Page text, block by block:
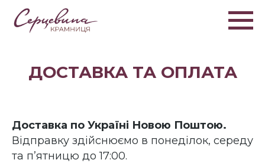
ДОСТАВКА ТА ОПЛАТА
Доставка по Україні Новою Поштою.
Відправку здійснюємо в понеділок, середу
та п’ятницю до 17:00.